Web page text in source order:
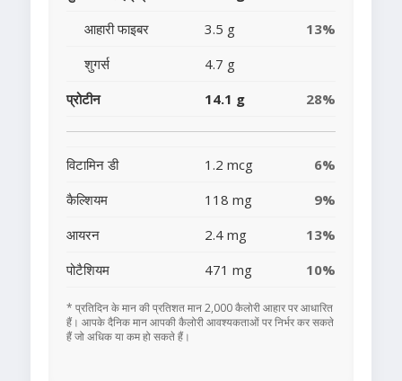
आहारी फाइबर
3.5 g
13%
शुगर्स
4.7 g
प्रोटीन
14.1 g 28%
विटामिन डी 1.2 mcg
6%
कैल्शियम
118 mg
9%
आयरन
2.4 mg
13%
पोटैशियम
471 mg 10%
* प्रतिदिन के मान की प्रतिशत मान 2,000 कैलोरी आहार पर आधारित
हैं। आपके दैनिक मान आपकी कैलोरी आवश्यकताओं पर निर्भर कर सकते
हैं जो अधिक या कम हो सकते हैं।